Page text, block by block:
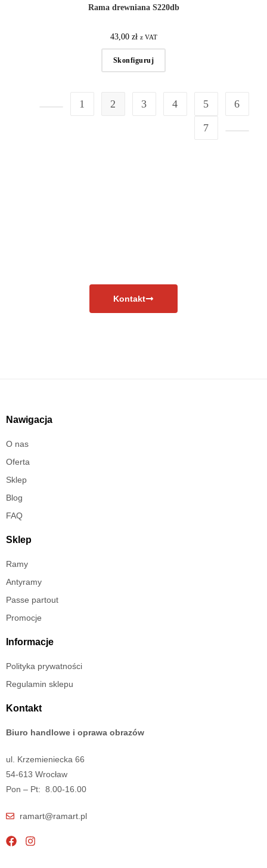
Rama drewniana S220db
43,00 zł z VAT
Skonfiguruj
1 2 3 4 5
6
7
Kontakt
Nawigacja
O nas
Oferta
Sklep
Blog
FAQ
Sklep
Ramy
Antyramy
Passe partout
Promocje
Informacje
Polityka prywatności
Regulamin sklepu
Kontakt
Biuro handlowe i oprawa obrazów
ul. Krzemieniecka 66
54-613 Wrocław
Pon – Pt: 8.00-16.00
ramart@ramart.pl